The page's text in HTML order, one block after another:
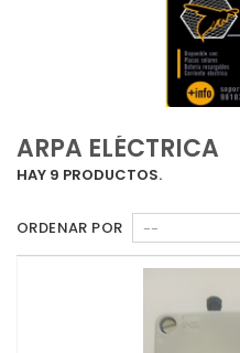
ARPA ELÉCTRICA
HAY 9 PRODUCTOS.
ORDENAR POR